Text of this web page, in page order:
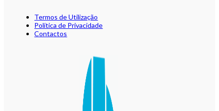
Termos de Utilização
Política de Privacidade
Contactos